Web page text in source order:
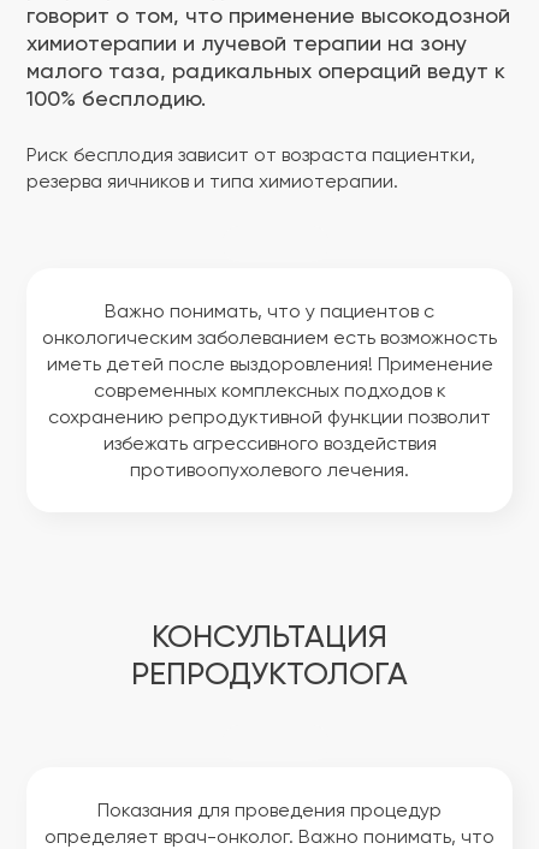
говорит о том, что применение высокодозной
химиотерапии и лучевой терапии на зону
малого таза, радикальных операций ведут к
100% бесплодию.
Риск бесплодия зависит от возраста пациентки,
резерва яичников и типа химиотерапии.
Важно понимать, что у пациентов с
онкологическим заболеванием есть возможность
иметь детей после выздоровления! Применение
современных комплексных подходов к
сохранению репродуктивной функции позволит
избежать агрессивного воздействия
противоопухолевого лечения.
КОНСУЛЬТАЦИЯ
РЕПРОДУКТОЛОГА
Показания для проведения процедур
определяет врач-онколог. Важно понимать, что